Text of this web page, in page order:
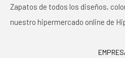
Zapatos de todos los diseños,
nuestro hipermercado online de